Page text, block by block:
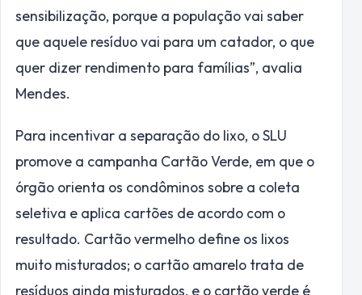
sensibilização, porque a população vai saber
que aquele resíduo vai para um catador, o que
quer dizer rendimento para famílias”, avalia
Mendes.
Para incentivar a separação do lixo, o SLU
promove a campanha Cartão Verde, em que o
órgão orienta os condôminos sobre a coleta
seletiva e aplica cartões de acordo com o
resultado. Cartão vermelho define os lixos
muito misturados; o cartão amarelo trata de
resíduos ainda misturados, e o cartão verde é